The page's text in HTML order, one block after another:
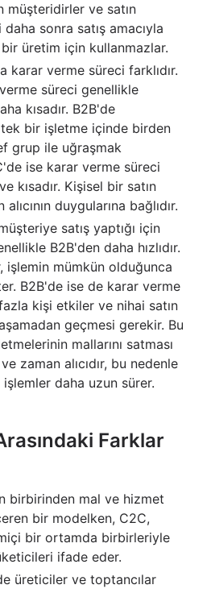
müşteridirler ve satın
daha sonra satış amacıyla
üretim için kullanmazlar.
karar verme süreci farklıdır.
süreci genellikle
kısadır. B2B'de
tek bir işletme içinde birden
grup ile uğraşmak
ise karar verme süreci
kısadır. Kişisel bir satın
duygularına bağlıdır.
satış yaptığı için
B2B'den daha hızlıdır.
işlemin mümkün olduğunca
B2B'de ise de karar verme
kişi etkiler ve nihai satın
geçmesi gerekir. Bu
mallarını satması
zaman alıcıdır, bu nedenle
daha uzun sürer.
Farklar
birbirinden mal ve hizmet
bir modelken, C2C,
bir ortamda birbirleriyle
ifade eder.
üreticiler ve toptancılar